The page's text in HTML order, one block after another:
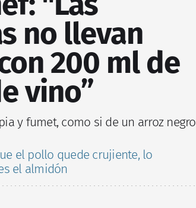
no llevan
200 ml de
vino”
y fumet, como si de un arroz negro
el pollo quede crujiente, lo
el almidón